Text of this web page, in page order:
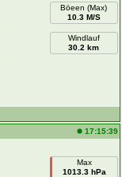
Böeen (Max)
10.3 M/S
Windlauf
30.2 km
17:15:39
Max
1013.3 hPa